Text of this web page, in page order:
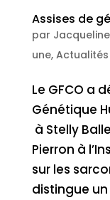
Assises de
par Jacqueline
une, Actualités
Le GFCO a
Génétique
à Stelly
Pierron à
sur les
distingue